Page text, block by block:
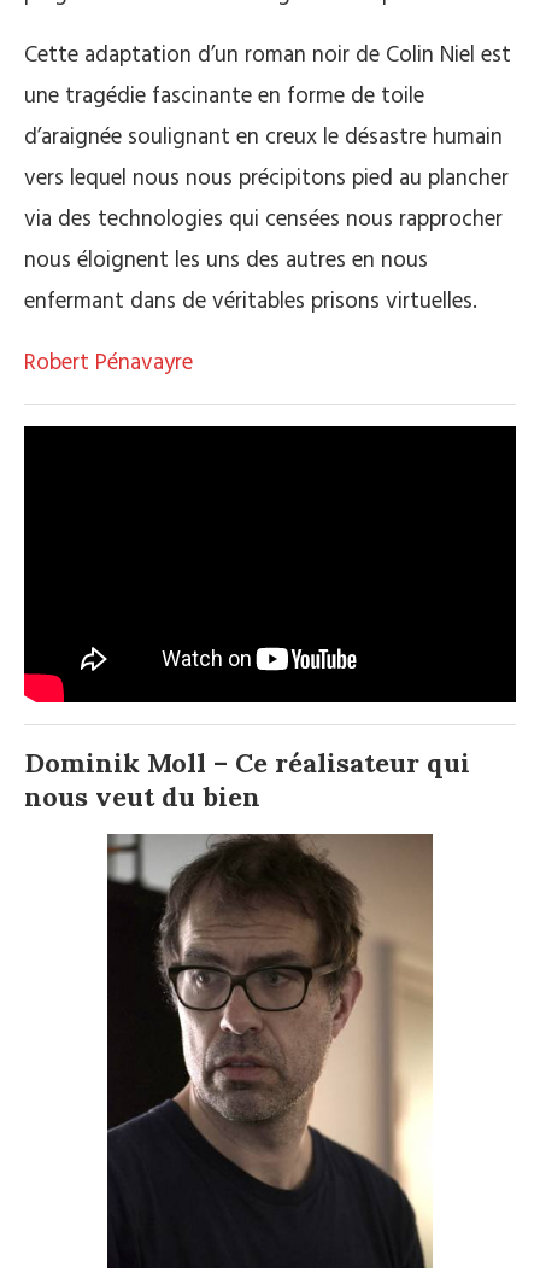
Cette adaptation d’un roman noir de Colin Niel est
une tragédie fascinante en forme de toile
d’araignée soulignant en creux le désastre humain
vers lequel nous nous précipitons pied au plancher
via des technologies qui censées nous rapprocher
nous éloignent les uns des autres en nous
enfermant dans de véritables prisons virtuelles.
Robert Pénavayre
Dominik Moll – Ce réalisateur qui
nous veut du bien